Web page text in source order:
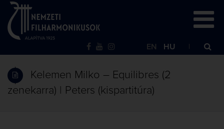
EN HU
Kelemen Milko – Equilibres (2
zenekarra) | Peters (kispartitúra)